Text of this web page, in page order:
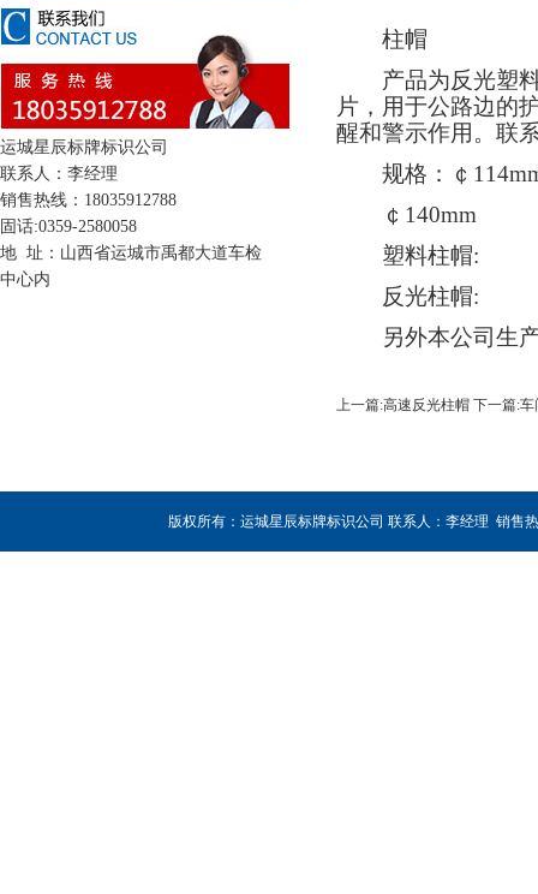
运城星辰标牌标识公司
联系人：李经理
销售热线：18035912788
固话:0359-2580058
地 址：山西省运城市禹都大道车检
中心内
柱帽
产品为反光塑料
片，用于公路边的
醒和警示作用。联
规格：￠
￠140mm
塑料柱帽:
反光柱帽:
另外本公司生产
上一篇:高速反光柱帽 下一篇:
版权所有：运城星辰标牌标识公司 联系人：李经理 销售